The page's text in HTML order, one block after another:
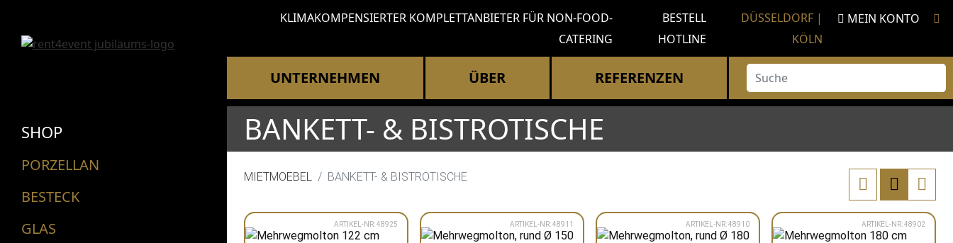
SHOP
PORZELLAN
BESTECK
GLAS
KLIMAKOMPENSIERTER KOMPLETTANBIETER FÜR NON-FOOD-
CATERING
BESTELL
HOTLINE
DÜSSELDORF |
KÖLN
MEIN KONTO
UNTERNEHMEN ÜBER REFERENZEN Suche
BANKETT- & BISTROTISCHE
MIETMOEBEL BANKETT- & BISTROTISCHE
ARTIKEL-NR: 48925 ARTIKEL-NR: 48911 ARTIKEL-NR: 48910 ARTIKEL-NR: 48902